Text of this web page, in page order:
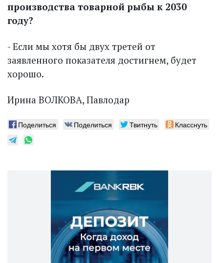
производства товарной рыбы к 2030
году?
- Если мы хотя бы двух третей от
заявленного показателя достигнем, будет
хорошо.
Ирина ВОЛКОВА, Павлодар
Поделиться Поделиться Твитнуть Класснуть